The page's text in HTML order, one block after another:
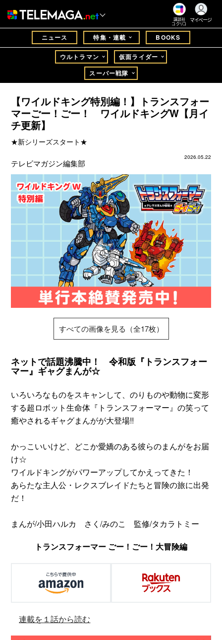
講談社
コクリコ
マイページ
ニュース 特集・連載 BOOKS
ウルトラマン
仮面ライダー
スーパー戦隊
【ワイルドキング特別編！】トランスフォー
マーごー！ごー！ ワイルドキングW【月イ
チ更新】
★新シリーズスタート★
2026.05.22
テレビマガジン編集部
すべての画像を見る（全17枚）
ネットで話題沸騰中！ 令和版『トランスフォー
マー』ギャグまんが☆
いろいろなものをスキャンして、のりものや動物に変形
する超ロボット生命体『トランスフォーマー』の笑って
癒やされるギャグまんがが大登場!!
かっこいいけど、どこか愛嬌のある彼らのまんがをお届
け☆
ワイルドキングがパワーアップしてかえってきた！
あらたな主人公・レクスブレイドたちと冒険の旅に出発
だ！
まんが/小田ハルカ さく/みのこ 監修/タカラトミー
トランスフォーマー ごー！ごー！大冒険編
連載を１話から読む